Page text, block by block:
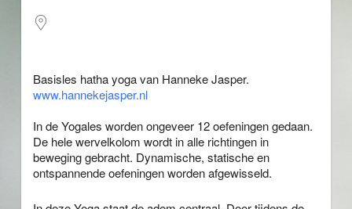
Basisles hatha yoga van Hanneke Jasper.
www.hannekejasper.nl
In de Yogales worden ongeveer 12 oefeningen gedaan.
De hele wervelkolom wordt in alle richtingen in
beweging gebracht. Dynamische, statische en
ontspannende oefeningen worden afgewisseld.